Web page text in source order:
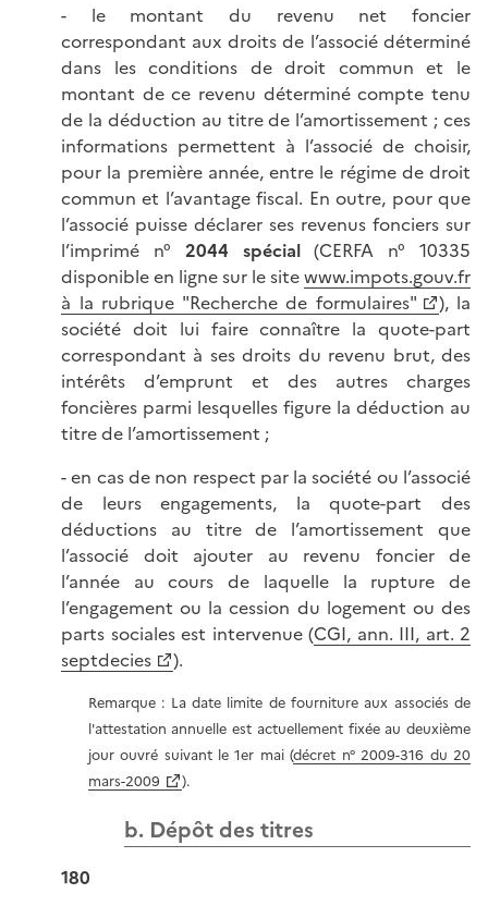
- le montant du revenu net foncier
correspondant aux droits de l’associé déterminé
dans les conditions de droit commun et le
montant de ce revenu déterminé compte tenu
de la déduction au titre de l’amortissement ; ces
informations permettent à l’associé de choisir,
pour la première année, entre le régime de droit
commun et l’avantage fiscal. En outre, pour que
l’associé puisse déclarer ses revenus fonciers sur
l’imprimé n° 2044 spécial(CERFA n° 10335
disponible en ligne sur le sitewww.impots.gouv.fr
à la rubrique "Recherche de formulaires"
), la
société doit lui faire connaître la quote-part
correspondant à ses droits du revenu brut, des
intérêts d’emprunt et des autres charges
foncières parmi lesquelles figure la déduction au
titre de l’amortissement ;
- en cas de non respect par la société ou l’associé
de leurs engagements, la quote-part des
déductions au titre de l’amortissement que
l’associé doit ajouter au revenu foncier de
l’année au cours de laquelle la rupture de
l’engagement ou la cession du logement ou des
parts sociales est intervenue (CGI, ann. III, art. 2
septdecies
).
Remarque : La date limite de fourniture aux associés de
l'attestation annuelle est actuellement fixée au deuxième
jour ouvré suivant le 1er mai (décret n° 2009-316 du 20
mars-2009
).
b. Dépôt des titres
180